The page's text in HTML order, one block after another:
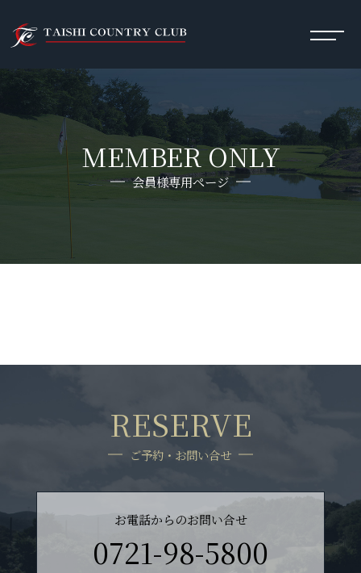
MEMBER ONLY
会員様専用ページ
RESERVE
ご予約・お問い合せ
お電話からのお問い合せ
0721-98-5800